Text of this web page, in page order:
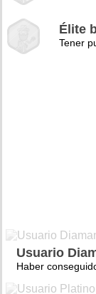
Élite
Tener
Usuario
Haber